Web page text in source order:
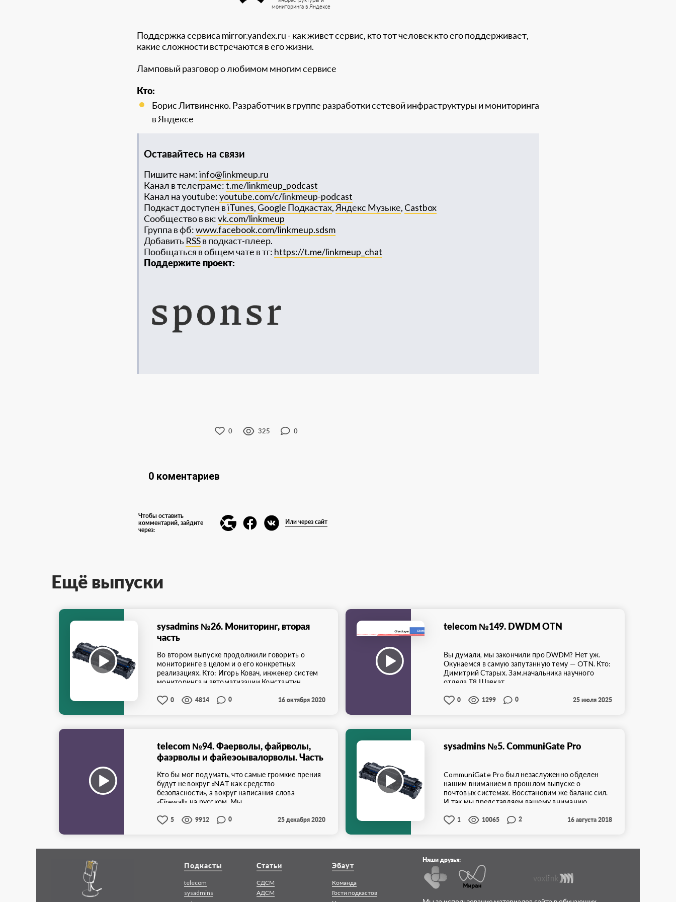
мониторинга в Яндексе
Поддержка сервиса mirror.yandex.ru - как живет сервис, кто тот человек кто его поддерживает,
какие сложности встречаются в его жизни.
Ламповый разговор о любимом многим сервисе
Кто:
Борис Литвиненко. Разработчик в группе разработки сетевой инфраструктуры и мониторинга
в Яндексе
Оставайтесь на связи
Пишите нам:info@linkmeup.ru
Канал в телеграме:t.me/linkmeup_podcast
Канал на youtube:youtube.com/c/linkmeup-podcast
Подкаст доступен вiTunes, Google Подкастах,Яндекс Музыке, Castbox
Сообщество в вк:vk.com/linkmeup
Группа в фб:www.facebook.com/linkmeup.sdsm
Добавить RSSв подкаст-плеер.
Пообщаться в общем чате в тг: https://t.me/linkmeup_chat
Поддержите проект:
0 325 0
0 коментариев
Чтобы оставить
комментарий, зайдите
через:
Или через сайт
Ещё выпуски
sysadmins №26. Мониторинг, вторая
часть
Во втором выпуске продолжили говорить о
мониторинге в целом и о его конкретных
реализациях. Кто: Игорь Ковач, инженер систем
мониторинга и автоматизации.Константин
0 4814 0 16 октября 2020
telecom №94. Фаерволы, файрволы,
фаэрволы и файеэоывалорволы. Часть
Кто бы мог подумать, что самые громкие прения
будут не вокруг «NAT как средство
безопасности», а вокруг написания слова
«Firewall» на русском. Мы ...
5 9912 0 25 декабря 2020
telecom №149. DWDM OTN
Вы думали, мы закончили про DWDM? Нет уж.
Окунаемся в самую запутанную тему — OTN. Кто:
Димитрий Старых. Зам.начальника научного
отдела Т8 Шавкат ...
0 1299 0 25 июля 2025
sysadmins №5. CommuniGate Pro
CommuniGate Pro был незаслуженно обделен
нашим вниманием в прошлом выпуске о
почтовых системах. Восстановим же баланс сил.
И так мы представляем вашему вниманию ...
1 10065 2 16 августа 2018
Подкасты
telecom
sysadmins
Статьи
СДСМ
АДСМ
Эбаут
Команда
Гости подкастов
Наши друзья: